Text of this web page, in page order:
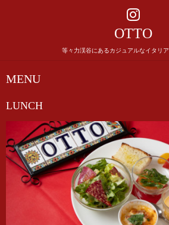
OTTO
等々力渓谷にあるカジュアルなイタリ
MENU
LUNCH